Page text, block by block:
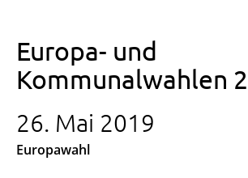
Europa- und
Kommunalwahlen
26. Mai 2019
Europawahl